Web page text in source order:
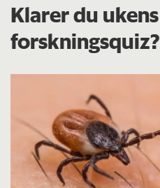
Klarer du ukens
forskningsquiz?